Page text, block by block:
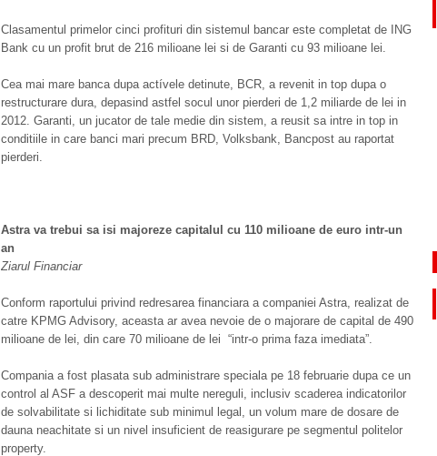
Clasamentul primelor cinci profituri din sistemul bancar este completat de ING
Bank cu un profit brut de 216 milioane lei si de Garanti cu 93 milioane lei.
Cea mai mare banca dupa actívele detinute, BCR, a revenit in top dupa o
restructurare dura, depasind astfel socul unor pierderi de 1,2 miliarde de lei in
2012. Garanti, un jucator de tale medie din sistem, a reusit sa intre in top in
conditiile in care banci mari precum BRD, Volksbank, Bancpost au raportat
pierderi.
Astra va trebui sa isi majoreze capitalul cu 110 milioane de euro intr-un
an
Ziarul Financiar
Conform raportului privind redresarea financiara a companiei Astra, realizat de
catre KPMG Advisory, aceasta ar avea nevoie de o majorare de capital de 490
milioane de lei, din care 70 milioane de lei “intr-o prima faza imediata”.
Compania a fost plasata sub administrare speciala pe 18 februarie dupa ce un
control al ASF a descoperit mai multe nereguli, inclusiv scaderea indicatorilor
de solvabilitate si lichiditate sub minimul legal, un volum mare de dosare de
dauna neachitate si un nivel insuficient de reasigurare pe segmentul politelor
property.